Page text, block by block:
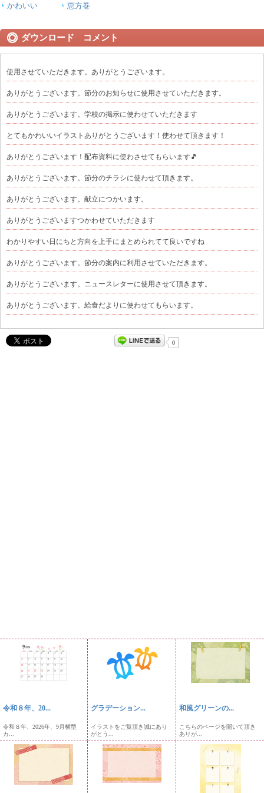
かわいい
恵方巻
ダウンロード コメント
使用させていただきます。ありがとうございます。
ありがとうございます。節分のお知らせに使用させていただきます。
ありがとうございます。学校の掲示に使わせていただきます
とてもかわいいイラストありがとうございます！使わせて頂きます！
ありがとうございます！配布資料に使わさせてもらいます🎵
ありがとうございます。節分のチラシに使わせて頂きます。
ありがとうございます。献立につかいます。
ありがとうございますつかわせていただきます
わかりやすい日にちと方向を上手にまとめられてて良いですね
ありがとうございます。節分の案内に利用させていただきます。
ありがとうございます。ニュースレターに使用させて頂きます。
ありがとうございます。給食だよりに使わせてもらいます。
0
令和８年、20...
令和８年、2026年、9月横型
カ...
グラデーション...
イラストをご覧頂き誠にあり
がとう...
和風グリーンの...
こちらのページを開いて頂き
ありが...